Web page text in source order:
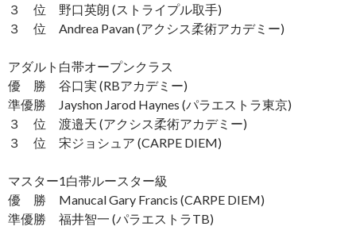
３ 位 野口英朗 (ストライプル取手)
３ 位 Andrea Pavan (アクシス柔術アカデミー)
アダルト白帯オープンクラス
優 勝 谷口実 (RBアカデミー)
準優勝 Jayshon Jarod Haynes (パラエストラ東京)
３ 位 渡邉天 (アクシス柔術アカデミー)
３ 位 宋ジョシュア (CARPE DIEM)
マスター1白帯ルースター級
優 勝 Manucal Gary Francis (CARPE DIEM)
準優勝 福井智一 (パラエストラTB)